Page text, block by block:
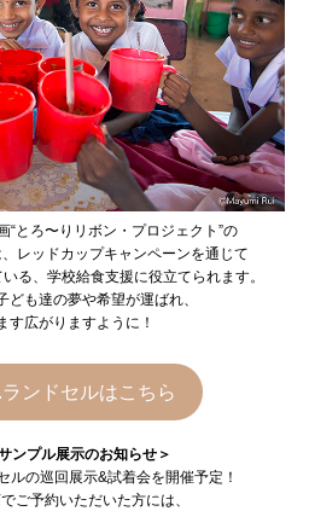
“とろ〜りリボン・プロジェクト”の
レッドカップキャンペーンを通じて
る、学校給食支援に役立てられます。
ども達の夢や希望が運ばれ、
す広がりますように！
ンドセルはこちら
ンプル展示のお知らせ＞
ルの巡回展示&試着会を開催予定！
ご予約いただいた方には、